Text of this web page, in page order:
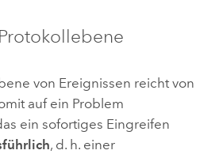
von Ereignissen reicht von
auf ein Problem
ein sofortiges Eingreifen
, d. h. einer